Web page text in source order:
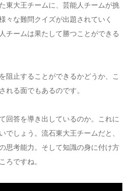
東大王チームに、芸能人チームが挑
々な難問クイズが出題されていく
チームは果たして勝つことができる
阻止することができるかどうか、こ
れる面でもあるのです。
回答を導き出しているのか。これに
でしょう。流石東大王チームだと、
思考能力。そして知識の身に付け方
ろですね。